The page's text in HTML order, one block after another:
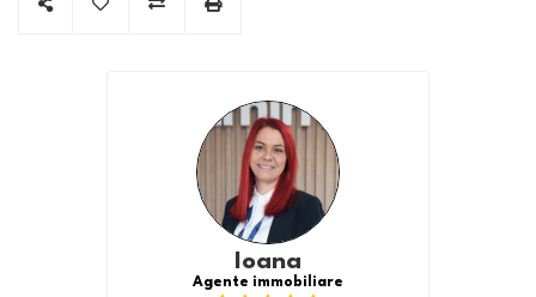
Ioana
Agente immobiliare